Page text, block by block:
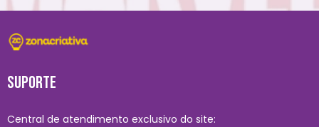
SUPORTE
Central de atendimento exclusivo do site: